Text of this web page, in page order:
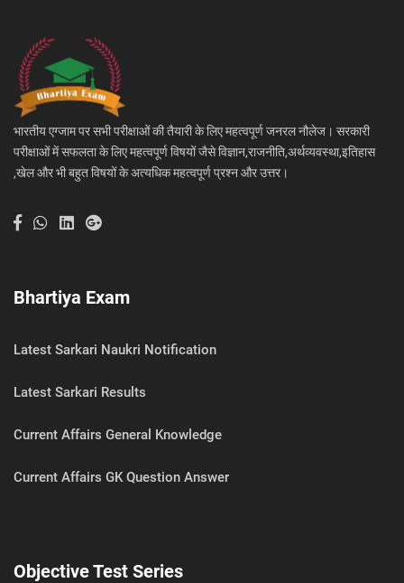
भारतीय एग्जाम पर सभी परीक्षाओं की तैयारी के लिए महत्वपूर्ण जनरल नौलेज। सरकारी
परीक्षाओं में सफलता के लिए महत्वपूर्ण विषयों जैसे विज्ञान,राजनीति,अर्थव्यवस्था,इतिहास
,खेल और भी बहुत विषयों के अत्यधिक महत्वपूर्ण प्रश्न और उत्तर।
Bhartiya Exam
Latest Sarkari Naukri Notification
Latest Sarkari Results
Current Affairs General Knowledge
Current Affairs GK Question Answer
Objective Test Series